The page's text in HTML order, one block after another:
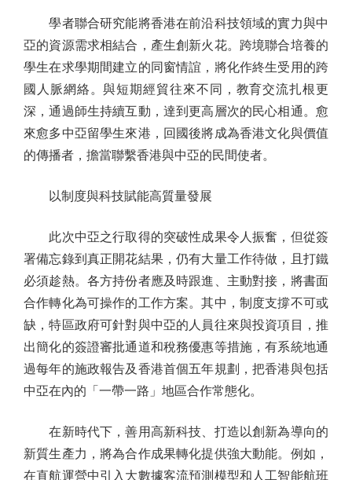
學者聯合研究能將香港在前沿科技領域的實力與中
亞的資源需求相結合，產生創新火花。跨境聯合培養的
學生在求學期間建立的同窗情誼，將化作終生受用的跨
國人脈網絡。與短期經貿往來不同，教育交流扎根更
深，通過師生持續互動，達到更高層次的民心相通。愈
來愈多中亞留學生來港，回國後將成為香港文化與價值
的傳播者，擔當聯繫香港與中亞的民間使者。
以制度與科技賦能高質量發展
此次中亞之行取得的突破性成果令人振奮，但從簽
署備忘錄到真正開花結果，仍有大量工作待做，且打鐵
必須趁熱。各方持份者應及時跟進、主動對接，將書面
合作轉化為可操作的工作方案。其中，制度支撐不可或
缺，特區政府可針對與中亞的人員往來與投資項目，推
出簡化的簽證審批通道和稅務優惠等措施，有系統地通
過每年的施政報告及香港首個五年規劃，把香港與包括
中亞在內的「一帶一路」地區合作常態化。
在新時代下，善用高新科技、打造以創新為導向的
新質生產力，將為合作成果轉化提供強大動能。例如，
在直航運營中引入大數據客流預測模型和人工智能航班